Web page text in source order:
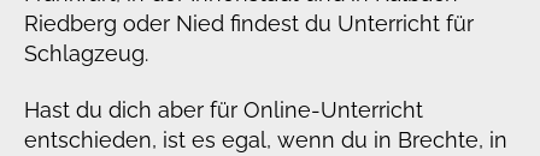
Riedberg oder Nied findest du Unterricht für
Schlagzeug.
Hast du dich aber für Online-Unterricht
entschieden, ist es egal, wenn du in Brechte, in